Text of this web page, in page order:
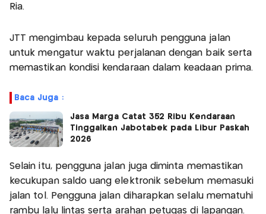
Ria.
JTT mengimbau kepada seluruh pengguna jalan
untuk mengatur waktu perjalanan dengan baik serta
memastikan kondisi kendaraan dalam keadaan prima.
Baca Juga :
Jasa Marga Catat 352 Ribu Kendaraan
Tinggalkan Jabotabek pada Libur Paskah
2026
Selain itu, pengguna jalan juga diminta memastikan
kecukupan saldo uang elektronik sebelum memasuki
jalan tol. Pengguna jalan diharapkan selalu mematuhi
rambu lalu lintas serta arahan petugas di lapangan.